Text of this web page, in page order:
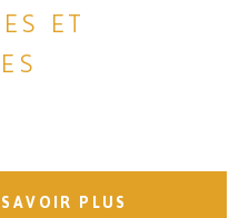
ET
PLUS